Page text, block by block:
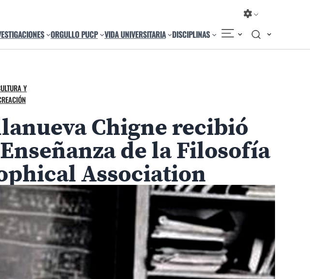
ORGULLO PUCP VIDA UNIVERSITARIA DISCIPLINAS
Y
Chigne recibió
de la Filosofía
Association